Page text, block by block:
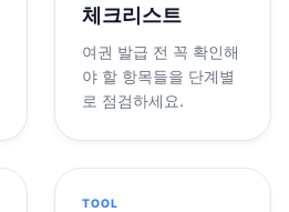
체크리스트
여권 발급 전 꼭 확인해
야 할 항목들을 단계별
로 점검하세요.
TOOL